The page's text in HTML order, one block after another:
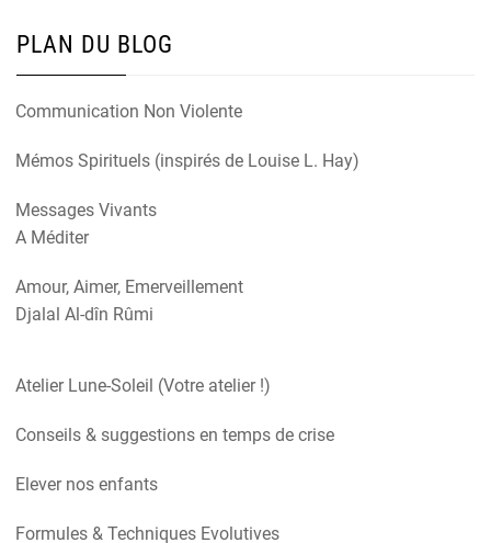
PLAN DU BLOG
Communication Non Violente
Mémos Spirituels (inspirés de Louise L. Hay)
Messages Vivants
A Méditer
Amour, Aimer, Emerveillement
Djalal Al-dîn Rûmi
Atelier Lune-Soleil (Votre atelier !)
Conseils & suggestions en temps de crise
Elever nos enfants
Formules & Techniques Evolutives